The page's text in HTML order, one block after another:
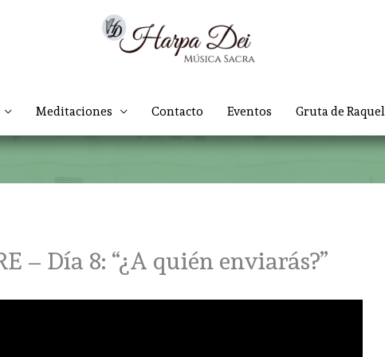
Meditaciones Contacto Eventos Gruta de Raquel
– Día 8: “¿A quién enviarás?”